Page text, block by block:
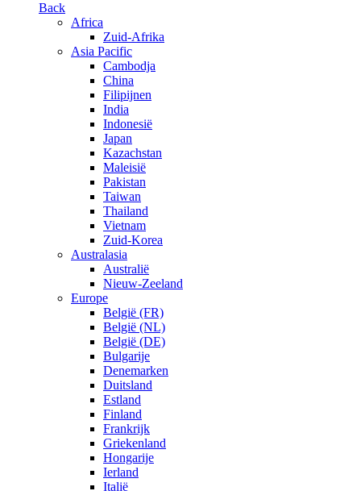
Back
Africa
Zuid-Afrika
Asia Pacific
Cambodja
China
Filipijnen
India
Indonesië
Japan
Kazachstan
Maleisië
Pakistan
Taiwan
Thailand
Vietnam
Zuid-Korea
Australasia
Australië
Nieuw-Zeeland
Europe
België (FR)
België (NL)
België (DE)
Bulgarije
Denemarken
Duitsland
Estland
Finland
Frankrijk
Griekenland
Hongarije
Ierland
Italië